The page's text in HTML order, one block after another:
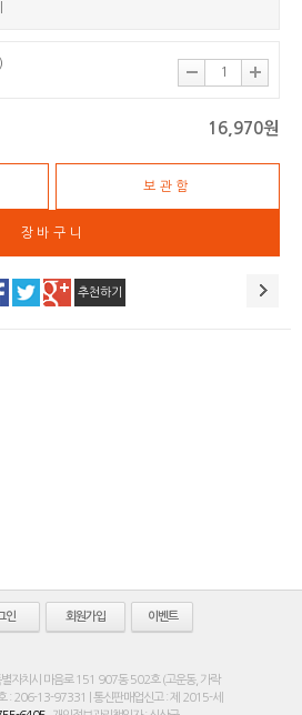
16,970원
보관함
추천하기
인 회원가입 이벤트
별자치시 마음로 151 907동 502호 (고운동, 가락
: 206-13-97331 | 통신판매업신고 : 제 2015-세